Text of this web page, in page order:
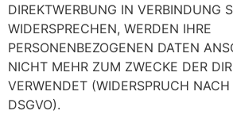
DIREKTWERBUNG IN VERBINDUNG
WIDERSPRECHEN, WERDEN IHRE
PERSONENBEZOGENEN DATEN
NICHT MEHR ZUM ZWECKE DER
VERWENDET (WIDERSPRUCH
DSGVO).